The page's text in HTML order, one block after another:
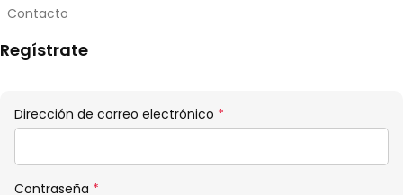
Contacto
Regístrate
Dirección de correo electrónico *
Contraseña *